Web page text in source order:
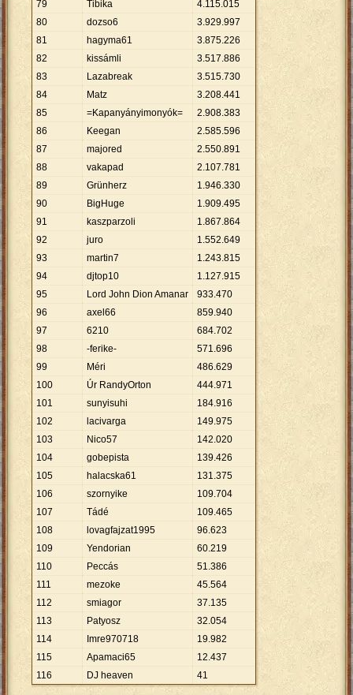
79
Tibika 4.115.015
80
dozso6 3.929.997
81
hagyma61 3.875.226
82
kissámli 3.517.886
83
Lazabreak 3.515.730
84
Matz 3.208.441
85
=Kapanyányimonyók= 2.908.383
86
Keegan 2.585.596
87
majored 2.550.891
88
vakapad 2.107.781
89
Grünherz 1.946.330
90
BigHuge 1.909.495
91
kaszparzoli 1.867.864
92
juro 1.552.649
93
martin7 1.243.815
94
djtop10 1.127.915
95
Lord John Dion Amanar 933.470
96
axel66 859.940
97
6210 684.702
98
-ferike- 571.696
99
Méri 486.629
100
Úr RandyOrton 444.971
101
sunyisuhi 184.916
102
lacivarga 149.975
103
Nico57 142.020
104
gobepista 139.426
105
halacska61 131.375
106
szornyike 109.704
107
Tádé 109.465
108
lovagfajzat1995 96.623
109
Yendorian 60.219
110
Peccás 51.386
111
mezoke 45.564
112
smiagor 37.135
113
Patyosz 32.054
114
Imre970718 19.982
115
Apamaci65 12.437
116
DJ heaven 41